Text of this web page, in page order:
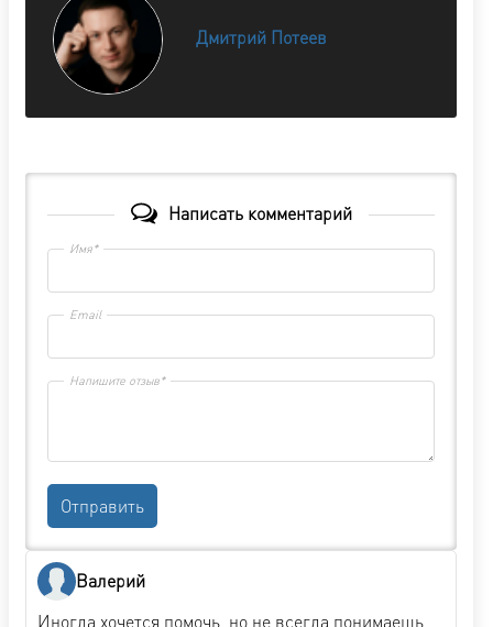
Дмитрий Потеев
Валерий
Иногда хочется помочь, но не всегда понимаешь,
Написать комментарий
Имя*
Email
Напишите отзыв*
Отправить